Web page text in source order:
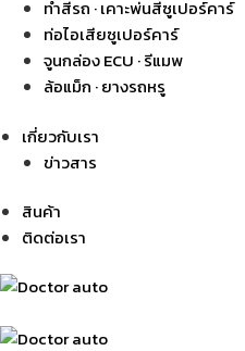
ทำสีรถ · เคาะพ่นสีซูเปอร์คาร์
ท่อไอเสียซูเปอร์คาร์
จูนกล่อง ECU · รีแมพ
ล้อแม็ก · ยางรถหรู
เกี่ยวกับเรา
ข่าวสาร
สินค้า
ติดต่อเรา